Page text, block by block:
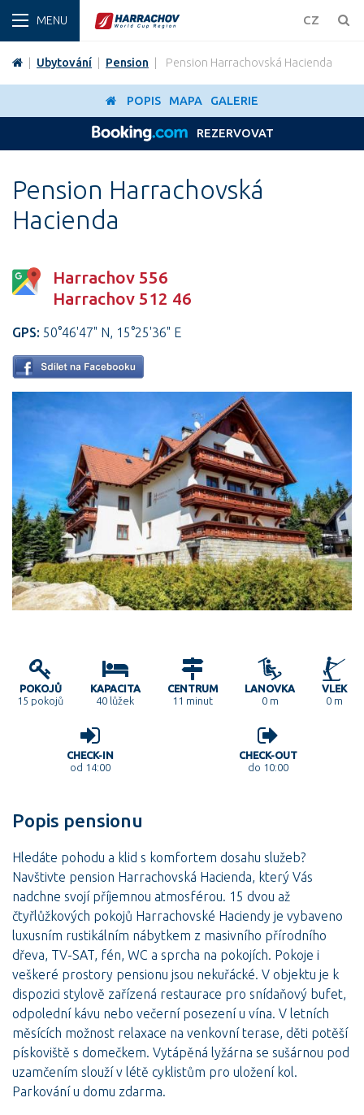
CZ
ZIMA
Ubytování Pension Pension Harrachovská Hacienda
POPIS MAPA GALERIE
REZERVOVAT
Pension Harrachovská
Hacienda
Harrachov 556
Harrachov 512 46
GPS: 50°46'47" N, 15°25'36" E
POKOJŮ
15 pokojů
KAPACITA
40 lůžek
CENTRUM
11 minut
LANOVKA
0 m
VLEK
0 m
CHECK-IN
od 14:00
CHECK-OUT
do 10:00
Popis pensionu
Hledáte pohodu a klid s komfortem dosahu služeb?
Navštivte pension Harrachovská Hacienda, který Vás
nadchne svojí příjemnou atmosférou. 15 dvou až
čtyřlůžkových pokojů Harrachovské Haciendy je vybaveno
luxusním rustikálním nábytkem z masivního přírodního
dřeva, TV-SAT, fén, WC a sprcha na pokojích. Pokoje i
veškeré prostory pensionu jsou nekuřácké. V objektu je k
dispozici stylově zařízená restaurace pro snídaňový bufet,
odpolední kávu nebo večerní posezení u vína. V letních
měsících možnost relaxace na venkovní terase, děti potěší
pískoviště s domečkem. Vytápěná lyžárna se sušárnou pod
uzamčením slouží v létě cyklistům pro uložení kol.
Parkování u domu zdarma.